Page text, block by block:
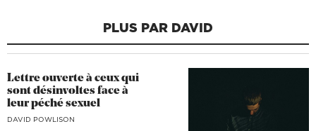
PLUS PAR DAVID
Lettre ouverte à ceux qui
sont désinvoltes face à
leur péché sexuel
DAVID POWLISON